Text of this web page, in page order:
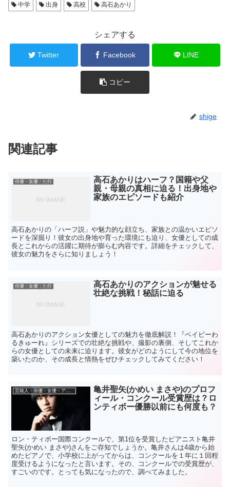
中学 出身 高校 高石あかり
シェアする
Twitter Facebook LINE
コピー
shige
関連記事
俳優・女優：た行
高石あかりはハーフ？国籍や父
親・母親の真相に迫る！出身地や
家族のエピソードも紹介
高石あかりの「ハーフ説」や魅力的な顔立ち、家族との温かいエピソ
ードを深掘り！彼女の出身地や育った環境にも迫り、女優としての成
長とこれからの活躍に期待が膨らむ内容です。詳細をチェックして、
彼女の魅力をさらに知りましょう！
俳優・女優：た行
高石あかりのアクションが魅せる
壮絶な挑戦！秘話に迫る
高石あかりのアクション女優としての魅力を徹底解説！『ベイビーわ
るきゅーれ』シリーズでの壮絶な挑戦や、撮影の裏側、そしてこれか
らの女優としての未来に迫ります。彼女がどのようにして今の地位を
築いたのか、その成長と情熱をぜひチェックしてみてください！
芸能人・俳優・女優・アーティスト
亀井聖矢(かめい まさや)のプロフ
ィール・コンクール受賞歴は？ロ
ンティボー優勝以前にも何度も？
ロン・ティボー国際コンクールで、第1位を受賞したピアニスト亀井
聖矢(かめい まさや)さんをご存知でしょうか。亀井さんは4歳から始
めたピアノで、小学校に上がってからは、コンクールを１年に１回程
度受けるようになったと言います。その、コンクールでの受賞歴が、
すごいのです。とっても気になったので、調べてみました。